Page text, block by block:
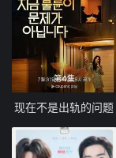
第4集
现在不是出轨的问题